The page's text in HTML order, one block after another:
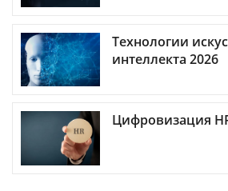
Технологии
интеллекта 2026
Цифровизация